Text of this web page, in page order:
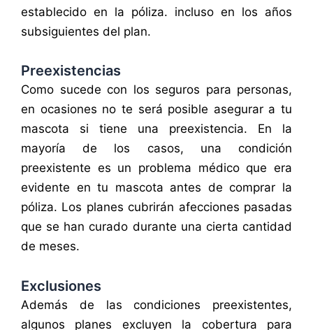
establecido en la póliza. incluso en los años
subsiguientes del plan.
Preexistencias
Como sucede con los seguros para personas,
en ocasiones no te será posible asegurar a tu
mascota si tiene una preexistencia. En la
mayoría de los casos, una condición
preexistente es un problema médico que era
evidente en tu mascota antes de comprar la
póliza. Los planes cubrirán afecciones pasadas
que se han curado durante una cierta cantidad
de meses.
Exclusiones
Además de las condiciones preexistentes,
algunos planes excluyen la cobertura para